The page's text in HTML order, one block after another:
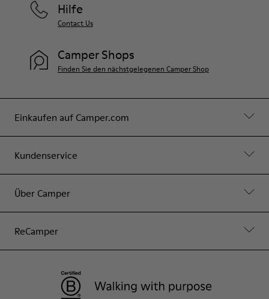
Einkaufen auf Camper.com
Kundenservice
Über Camper
ReCamper
Hilfe
Contact Us
Camper Shops
Finden Sie den nächstgelegenen Camper Shop